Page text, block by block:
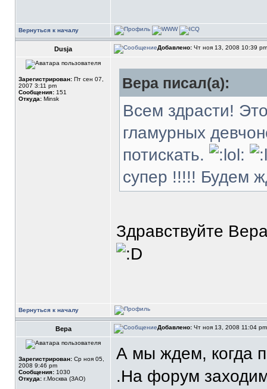
Вернуться к началу
Dusja Добавлено: Чт ноя 13, 2008 10:39
Зарегистрирован: Пт сен 07,
2007 3:11 pm
Сообщения: 151
Откуда: Minsk
Вера писал(а):
Всем здрасти!
гламурных
потискать.
супер !!!!! Будем
Здравствуйте
Вернуться к началу
Вера Добавлено: Чт ноя 13, 2008 11:04
Зарегистрирован: Ср ноя 05,
2008 9:46 pm
Сообщения: 1030
Откуда: г.Москва (ЗАО)
А мы ждем, когда
.На форум